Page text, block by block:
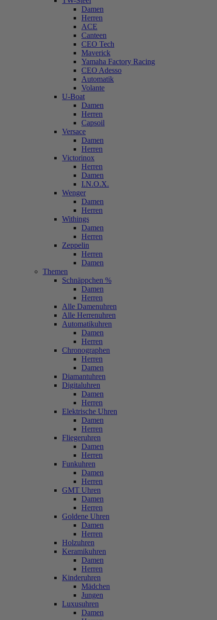
Damen
Herren
ACE
Canteen
CEO Tech
Maverick
Yamaha Factory Racing
CEO Adesso
Automatik
Volante
U-Boat
Damen
Herren
Capsoil
Versace
Damen
Herren
Victorinox
Herren
Damen
I.N.O.X.
Wenger
Damen
Herren
Withings
Damen
Herren
Zeppelin
Herren
Damen
Themen
Schnäppchen %
Damen
Herren
Alle Damenuhren
Alle Herrenuhren
Automatikuhren
Damen
Herren
Chronographen
Herren
Damen
Diamantuhren
Digitaluhren
Damen
Herren
Elektrische Uhren
Damen
Herren
Fliegeruhren
Damen
Herren
Funkuhren
Damen
Herren
GMT Uhren
Damen
Herren
Goldene Uhren
Damen
Herren
Holzuhren
Keramikuhren
Damen
Herren
Kinderuhren
Mädchen
Jungen
Luxusuhren
Damen